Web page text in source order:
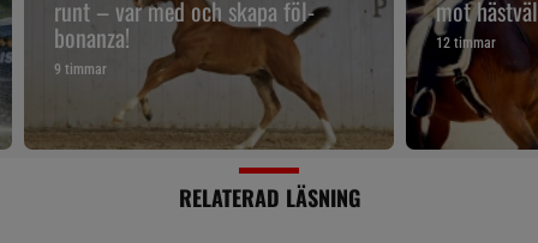
runt – var med och skapa föl-
bonanza!
9 timmar
mot
12 timmar
RELATERAD LÄSNING